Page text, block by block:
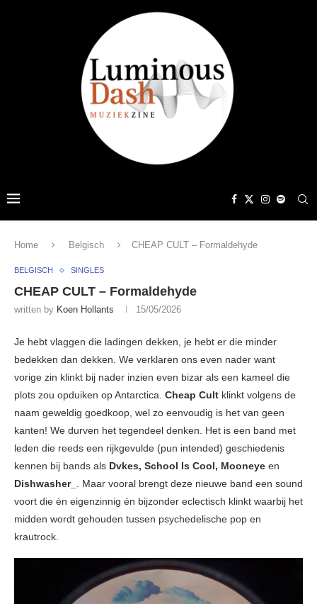
Home Belgisch CHEAP CULT – Formaldehyde
BELGISCH SINGLES
CHEAP CULT – Formaldehyde
written by Koen Hollants 15/05/2026
Je hebt vlaggen die ladingen dekken, je hebt er die minder
bedekken dan dekken. We verklaren ons even nader want
vorige zin klinkt bij nader inzien even bizar als een kameel die
plots zou opduiken op Antarctica. Cheap Cult klinkt volgens de
naam geweldig goedkoop, wel zo eenvoudig is het van geen
kanten! We durven het tegendeel denken. Het is een band met
leden die reeds een rijkgevulde (pun intended) geschiedenis
kennen bij bands als Dvkes, School Is Cool, Mooneye en
Dishwasher_ . Maar vooral brengt deze nieuwe band een sound
voort die én eigenzinnig én bijzonder eclectisch klinkt waarbij het
midden wordt gehouden tussen psychedelische pop en
krautrock.